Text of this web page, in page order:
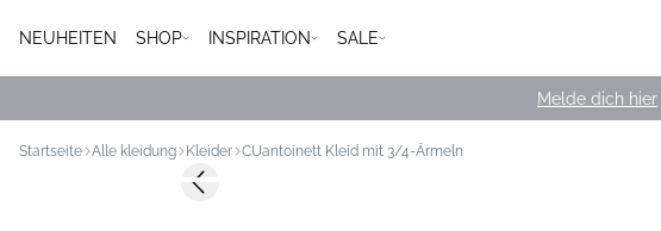
NEUHEITEN SHOP INSPIRATION SALE
Melde dich hier
Startseite Alle kleidung Kleider CUantoinett Kleid mit 3/4-Ärmeln
Previous slide